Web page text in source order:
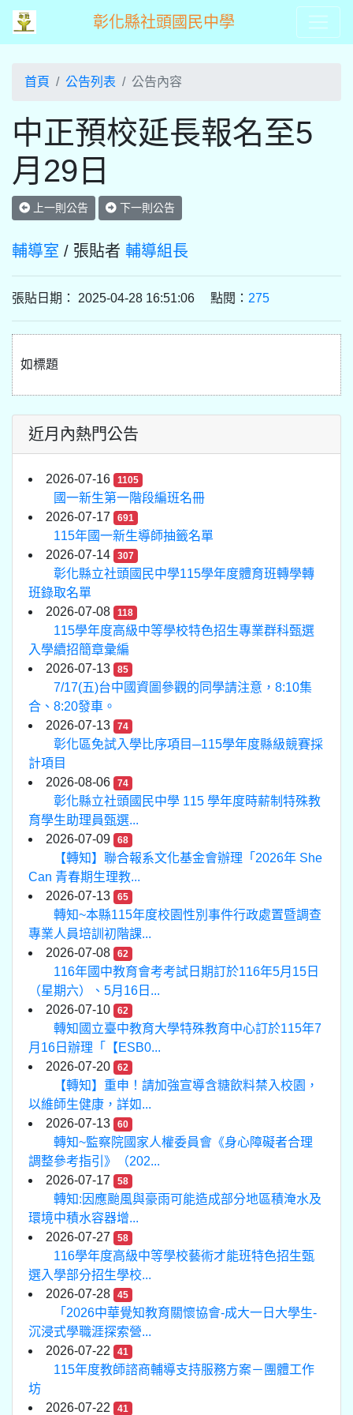
彰化縣社頭國民中學
首頁 公告列表 公告內容
中正預校延長報名至5
月29日
上一則公告 下一則公告
輔導室 / 張貼者 輔導組長
張貼日期： 2025-04-28 16:51:06 點閱： 275
如標題
近月內熱門公告
2026-07-16 1105
國一新生第一階段編班名冊
2026-07-17
691
115年國一新生導師抽籤名單
2026-07-14
307
彰化縣立社頭國民中學115學年度體育班轉學轉
班錄取名單
2026-07-08
118
115學年度高級中等學校特色招生專業群科甄選
入學續招簡章彙編
2026-07-13
85
7/17(五)台中國資圖參觀的同學請注意，8:10集
合、8:20發車。
2026-07-13
74
彰化區免試入學比序項目─115學年度縣級競賽採
計項目
2026-08-06
74
彰化縣立社頭國民中學 115 學年度時薪制特殊教
育學生助理員甄選...
2026-07-09
68
【轉知】聯合報系文化基金會辦理「2026年 She
Can 青春期生理教...
2026-07-13
65
轉知~本縣115年度校園性別事件行政處置暨調查
專業人員培訓初階課...
2026-07-08
62
116年國中教育會考考試日期訂於116年5月15日
（星期六）、5月16日...
2026-07-10
62
轉知國立臺中教育大學特殊教育中心訂於115年7
月16日辦理「【ESB0...
2026-07-20
62
【轉知】重申！請加強宣導含糖飲料禁入校園，
以維師生健康，詳如...
2026-07-13
60
轉知~監察院國家人權委員會《身心障礙者合理
調整參考指引》（202...
2026-07-17
58
轉知:因應颱風與豪雨可能造成部分地區積淹水及
環境中積水容器增...
2026-07-27
58
116學年度高級中等學校藝術才能班特色招生甄
選入學部分招生學校...
2026-07-28
45
「2026中華覺知教育關懷協會-成大一日大學生-
沉浸式學職涯探索營...
2026-07-22
41
115年度教師諮商輔導支持服務方案－團體工作
坊
2026-07-22
41